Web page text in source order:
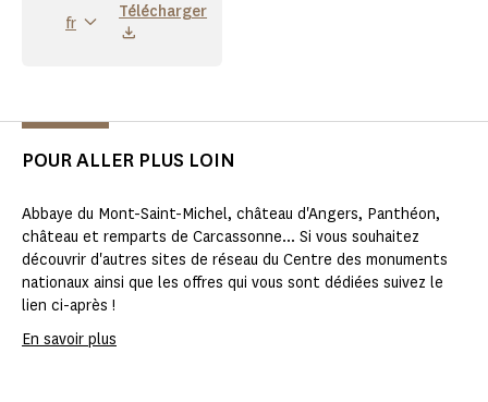
fr
Télécharger
POUR ALLER PLUS LOIN
Abbaye du Mont-Saint-Michel, château d'Angers, Panthéon,
château et remparts de Carcassonne... Si vous souhaitez
découvrir d'autres sites de réseau du Centre des monuments
nationaux ainsi que les offres qui vous sont dédiées suivez le
lien ci-après !
En savoir plus